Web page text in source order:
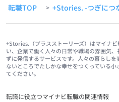
転職TOP > +Stories. -つぎにつ
+Stories.（プラスストーリーズ）はマイナ
い、企業で働く人々の日常や職場の雰囲気
ずに発信するサービスです。人々の暮らし
ないところでたしかな幸せをつくっている
てください。
転職に役立つマイナビ転職の関連情報